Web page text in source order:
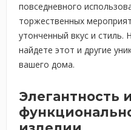
повседневного
торжественных
утонченный вкус и стиль.
найдете этот и другие
вашего дома.
Элегантность и